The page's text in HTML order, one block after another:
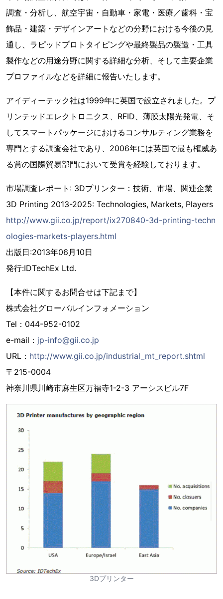
調査・分析し、航空宇宙・自動車・家電・医療／歯科・宝
飾品・建築・デザインアートなどの分野における今後の見
通し、ラピッドプロトタイピングや最終製品の製造・工具
製作などの用途分野に関する詳細な分析、そして主要企業
プロファイルなどを詳細に報告いたします。
アイディーテック社は1999年に英国で設立されました。プ
リンテッドエレクトロニクス、RFID、薄膜太陽光発電、そ
してスマートパッケージにおけるコンサルティング業務を
専門とする調査会社であり、2006年には英国で最も権威あ
る賞の国際貿易部門において受賞を経験しております。
市場調査レポート: 3Dプリンター：技術、市場、関連企業
3D Printing 2013-2025: Technologies, Markets, Players
http://www.gii.co.jp/report/ix270840-3d-printing-techn
ologies-markets-players.html
出版日:2013年06月10日
発行:IDTechEx Ltd.
【本件に関するお問合せは下記まで】
株式会社グローバルインフォメーション
Tel：044-952-0102
e-mail： jp-info@gii.co.jp
URL： http://www.gii.co.jp/industrial_mt_report.shtml
〒215-0004
神奈川県川崎市麻生区万福寺1-2-3 アーシスビル7F
3Dプリンター